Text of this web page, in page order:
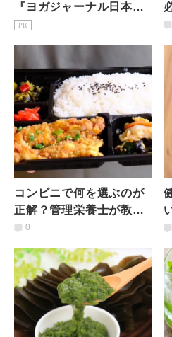
『ヨガジャーナル日本
版』予約購読のご案内
PR
コンビニで何を選ぶのが
正解？管理栄養士が教え
る「栄養バランスが整
び方
0